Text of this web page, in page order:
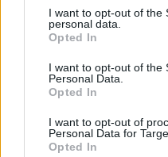
I want to opt-out of the
personal data.
Opted In
I want to opt-out of the
Personal Data.
Opted In
I want to opt-out of
Personal Data for
Opted In
Ωστόσο, το κόστος ανά
Περιλαμβάνει
inclusive)
Ενσωματώνει το